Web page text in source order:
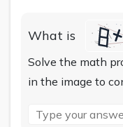
What is
Solve the math
in the image to